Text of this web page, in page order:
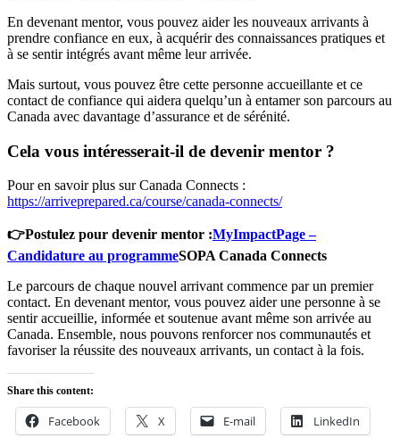
En devenant mentor, vous pouvez aider les nouveaux arrivants à
prendre confiance en eux, à acquérir des connaissances pratiques et
à se sentir intégrés avant même leur arrivée.
Mais surtout, vous pouvez être cette personne accueillante et ce
contact de confiance qui aidera quelqu’un à entamer son parcours au
Canada avec davantage d’assurance et de sérénité.
Cela vous intéresserait-il de devenir mentor ?
Pour en savoir plus sur Canada Connects :
https://arriveprepared.ca/course/canada-connects/
👉Postulez pour devenir mentor :MyImpactPage –
Candidature au programmeSOPA Canada Connects
Le parcours de chaque nouvel arrivant commence par un premier
contact. En devenant mentor, vous pouvez aider une personne à se
sentir accueillie, informée et soutenue avant même son arrivée au
Canada. Ensemble, nous pouvons renforcer nos communautés et
favoriser la réussite des nouveaux arrivants, un contact à la fois.
Share this content:
Facebook X E-mail LinkedIn